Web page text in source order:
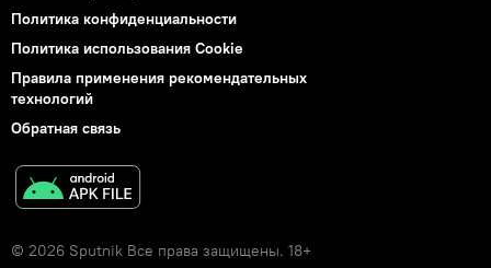
Политика конфиденциальности
Политика использования Cookie
Правила применения рекомендательных
технологий
Обратная связь
© 2026 Sputnik Все права защищены. 18+